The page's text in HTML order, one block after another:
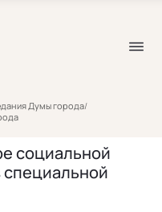
Думы города/
социальной
специальной